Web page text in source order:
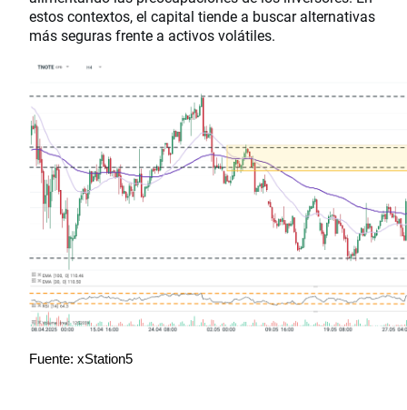
estos contextos, el capital tiende a buscar alternativas
más seguras frente a activos volátiles.
Fuente: xStation5